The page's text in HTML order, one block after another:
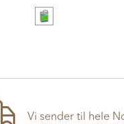
Vi sender til hele